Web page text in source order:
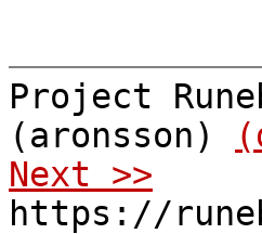
Project
(aronsson)
Next >>
https://